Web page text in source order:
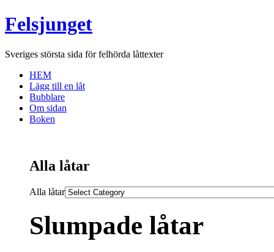
Felsjunget
Sveriges största sida för felhörda låttexter
HEM
Lägg till en låt
Bubblare
Om sidan
Boken
Alla låtar
Alla låtar
Slumpade låtar